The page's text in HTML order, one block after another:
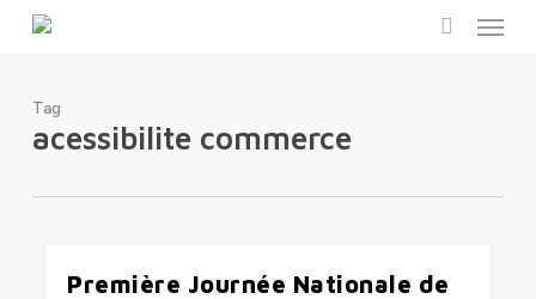
Menu
Tag
acessibilite commerce
Première Journée Nationale de
0